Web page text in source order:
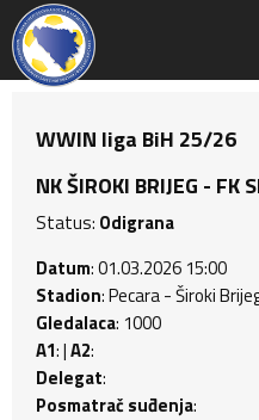
WWIN liga BiH 25/26
NK ŠIROKI BRIJEG - FK
Status: Odigrana
Datum: 01.03.2026 15:00
Stadion: Pecara - Široki
Gledalaca: 1000
A1: |A2:
Delegat:
Posmatrač suđenja: